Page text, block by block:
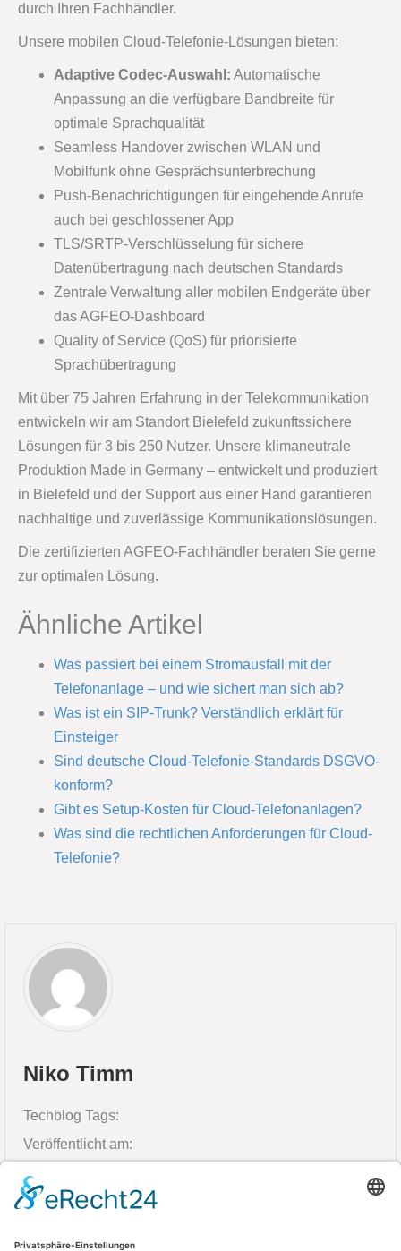
durch Ihren Fachhändler.
Unsere mobilen Cloud-Telefonie-Lösungen bieten:
Adaptive Codec-Auswahl: Automatische
Anpassung an die verfügbare Bandbreite für
optimale Sprachqualität
Seamless Handover zwischen WLAN und
Mobilfunk ohne Gesprächsunterbrechung
Push-Benachrichtigungen für eingehende Anrufe
auch bei geschlossener App
TLS/SRTP-Verschlüsselung für sichere
Datenübertragung nach deutschen Standards
Zentrale Verwaltung aller mobilen Endgeräte über
das AGFEO-Dashboard
Quality of Service (QoS) für priorisierte
Sprachübertragung
Mit über 75 Jahren Erfahrung in der Telekommunikation
entwickeln wir am Standort Bielefeld zukunftssichere
Lösungen für 3 bis 250 Nutzer. Unsere klimaneutrale
Produktion Made in Germany – entwickelt und produziert
in Bielefeld und der Support aus einer Hand garantieren
nachhaltige und zuverlässige Kommunikationslösungen.
Die zertifizierten AGFEO-Fachhändler beraten Sie gerne
zur optimalen Lösung.
Ähnliche Artikel
Was passiert bei einem Stromausfall mit der
Telefonanlage – und wie sichert man sich ab?
Was ist ein SIP-Trunk? Verständlich erklärt für
Einsteiger
Sind deutsche Cloud-Telefonie-Standards DSGVO-
konform?
Gibt es Setup-Kosten für Cloud-Telefonanlagen?
Was sind die rechtlichen Anforderungen für Cloud-
Telefonie?
Niko Timm
Techblog Tags:
Veröffentlicht am:
11. März 2026